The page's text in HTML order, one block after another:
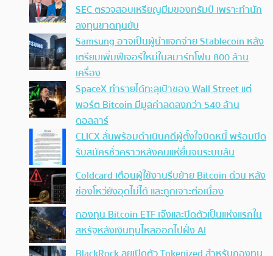
SEC ตรวจสอบเหรียญมีมของทรัมป์ เพราะทำนัก
ลงทุนขาดทุนยับ
Samsung อาจเป็นผู้นำแจกจ่าย Stablecoin หลัง
เตรียมเพิ่มฟีเจอร์ใหม่ในสมาร์ทโฟน 800 ล้าน
เครื่อง
SpaceX ทำรายได้ทะลุเป้าของ Wall Street แต่
พอร์ต Bitcoin มีมูลค่าลดลงกว่า 540 ล้าน
ดอลลาร์
CLICX ลั่นพร้อมดำเนินคดีผู้ตั้งใจบิดหนี้ พร้อมปิด
รับสมัครชั่วคราวหลังคนแห่ยื่นจนระบบล้น
Coldcard เตือนผู้ใช้งานรีบย้าย Bitcoin ด่วน หลัง
ช่องโหว่ยังอุดไม่ได้ และถูกเจาะต่อเนื่อง
กองทุน Bitcoin ETF เจ๊งและปิดตัวเป็นแห่งแรกใน
สหรัฐหลังเงินทุนไหลออกไปฝั่ง AI